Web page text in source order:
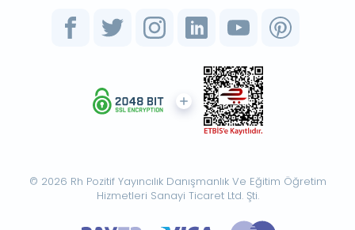
© 2026 Rh Pozitif Yayıncılık Danışmanlık Ve Eğitim Öğretim
Hizmetleri Sanayi Ticaret Ltd. Şti.